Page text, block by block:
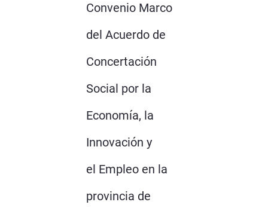
Convenio Marco
del Acuerdo de
Concertación
Social por la
Economía, la
Innovación y
el Empleo en la
provincia de